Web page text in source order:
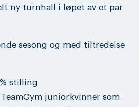
ny turnhall i løpet av et par
sesong og med tiltredelse
stilling
juniorkvinner som